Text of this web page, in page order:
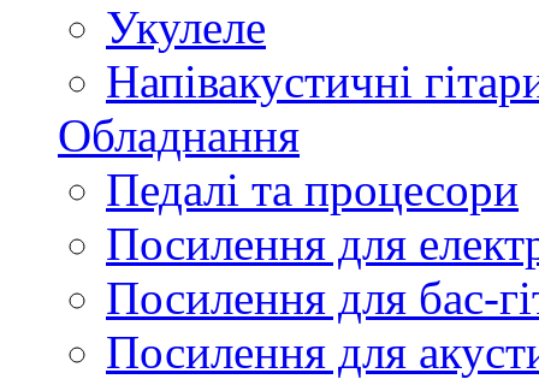
Укулеле
Напівакустичні
Обладнання
Педалі та процесори
Посилення для
Посилення для бас-
Посилення для